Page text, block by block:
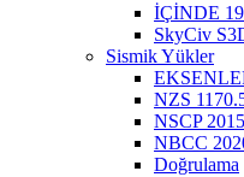
İÇİNDE
SkyCiv
Sismik Yükler
NZS
NSCP
NBCC
Doğrulama